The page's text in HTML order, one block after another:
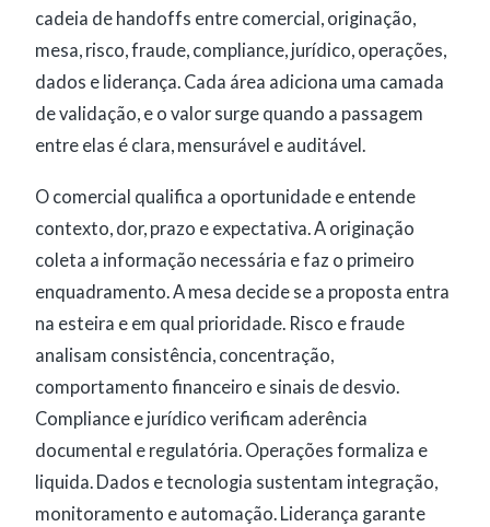
cadeia de handoffs entre comercial, originação,
mesa, risco, fraude, compliance, jurídico, operações,
dados e liderança. Cada área adiciona uma camada
de validação, e o valor surge quando a passagem
entre elas é clara, mensurável e auditável.
O comercial qualifica a oportunidade e entende
contexto, dor, prazo e expectativa. A originação
coleta a informação necessária e faz o primeiro
enquadramento. A mesa decide se a proposta entra
na esteira e em qual prioridade. Risco e fraude
analisam consistência, concentração,
comportamento financeiro e sinais de desvio.
Compliance e jurídico verificam aderência
documental e regulatória. Operações formaliza e
liquida. Dados e tecnologia sustentam integração,
monitoramento e automação. Liderança garante